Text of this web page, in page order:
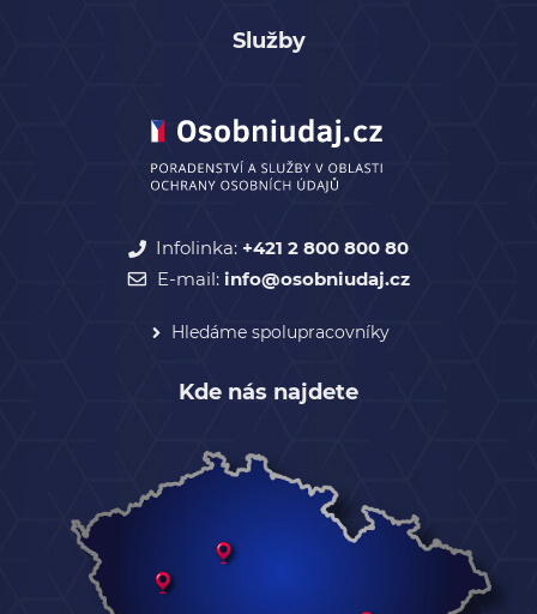
Infolinka: +421 2 800 800 80
E-mail: info@osobniudaj.cz
Hledáme spolupracovníky
Služby
Kde nás najdete